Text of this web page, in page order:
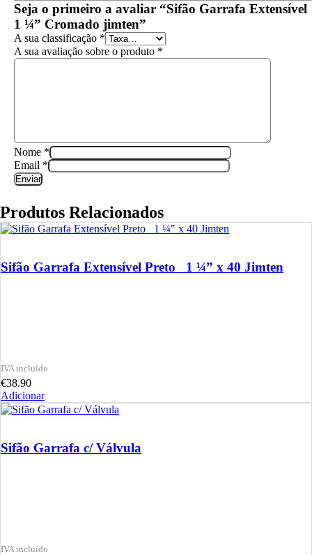
Seja o primeiro a avaliar “Sifão Garrafa Extensível
1 ¼” Cromado jimten”
A sua classificação *
A sua avaliação sobre o produto *
Nome *
Email *
Produtos Relacionados
Sifão Garrafa Extensível Preto 1 ¼” x 40 Jimten
€38.90
Adicionar
Sifão Garrafa c/ Válvula